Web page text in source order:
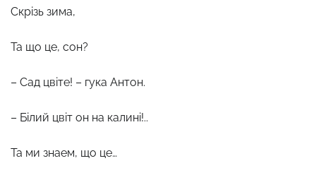
Скрізь зима,
Та що це, сон?
– Сад цвіте! – гука Антон.
– Білий цвіт он на калині!..
Та ми знаем, що це…